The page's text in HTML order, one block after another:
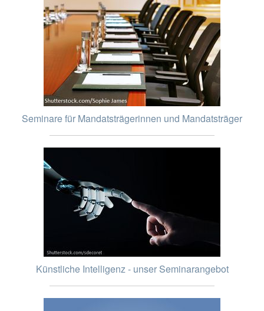
Seminare für Mandatsträgerinnen und Mandatsträger
Künstliche Intelligenz - unser Seminarangebot